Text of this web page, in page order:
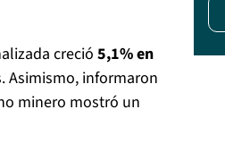
creció 5,1% en
Asimismo, informaron
minero mostró un